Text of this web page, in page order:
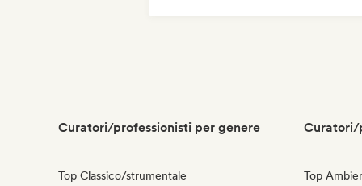
Curatori/professionisti per genere
Top Classico/strumentale
Curatori/
Top